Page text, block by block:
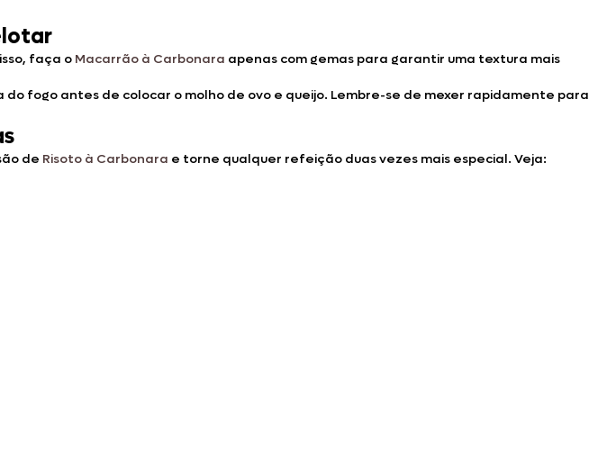
faça o Macarrão à Carbonara apenas com gemas para garantir uma textura mais
fogo antes de colocar o molho de ovo e queijo. Lembre-se de mexer rapidamente para
de Risoto à Carbonara e torne qualquer refeição duas vezes mais especial. Veja: